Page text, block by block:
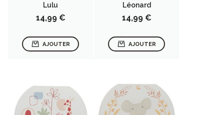
Lulu
Prix
14,99 €
AJOUTER
Léonard
Prix
14,99 €
AJOUTER